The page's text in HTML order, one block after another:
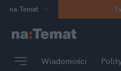
na:Temat
Poland
mama Wiadomości